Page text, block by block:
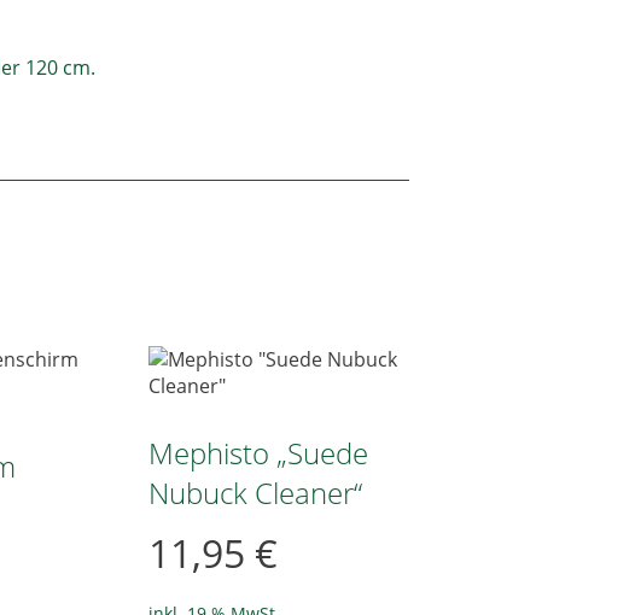
120 cm.
Mephisto „Suede
Nubuck Cleaner“
11,95 €